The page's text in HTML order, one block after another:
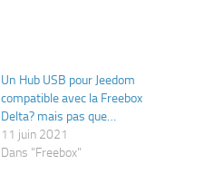
Un Hub USB pour Jeedom
compatible avec la Freebox
Delta? mais pas que…
11 juin 2021
Dans "Freebox"